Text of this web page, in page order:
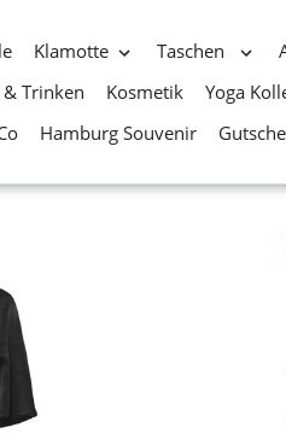
Klamotte Taschen
& Trinken Kosmetik Yoga
Hamburg Souvenir